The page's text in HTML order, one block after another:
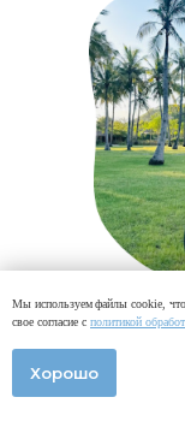
Мы используем файлы cookie,
свое согласие с политикой
Хорошо